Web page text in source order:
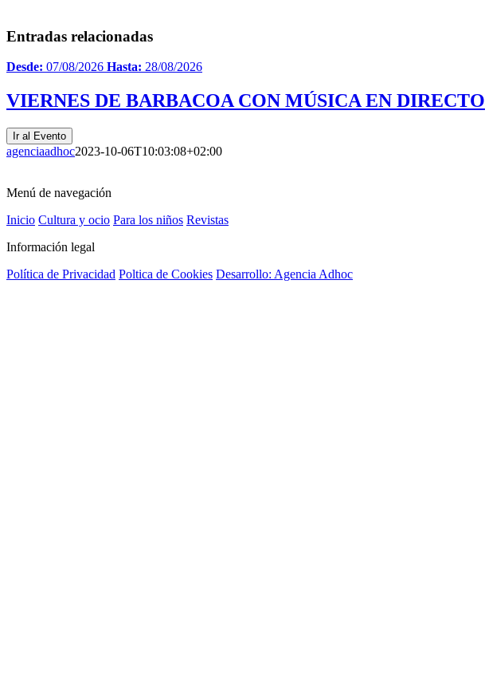
Entradas relacionadas
Desde: 07/08/2026 Hasta: 28/08/2026
VIERNES DE BARBACOA CON MÚSICA EN DIRECTO
Ir al Evento
agenciaadhoc2023-10-06T10:03:08+02:00
Menú de navegación
Inicio Cultura y ocio Para los niños Revistas
Información legal
Política de Privacidad Poltica de Cookies Desarrollo: Agencia Adhoc